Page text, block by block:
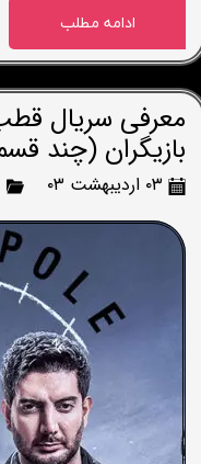
ادامه مطلب
معرفی سریال
بازیگران (چند
۰۳ اردیبهشت ۰۳